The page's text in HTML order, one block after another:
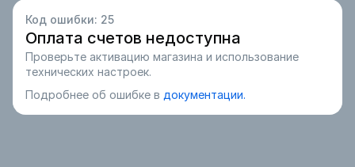
Код ошибки: 25
Оплата счетов недоступна
Проверьте активацию магазина и использование
технических настроек.
Подробнее об ошибке в документации.